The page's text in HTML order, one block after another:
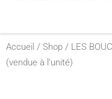
Accueil / Shop / LES
(vendue à l’unité)